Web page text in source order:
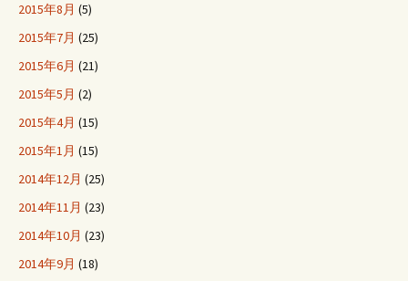
2015年8月 (5)
2015年7月 (25)
2015年6月 (21)
2015年5月 (2)
2015年4月 (15)
2015年1月 (15)
2014年12月 (25)
2014年11月 (23)
2014年10月 (23)
2014年9月 (18)